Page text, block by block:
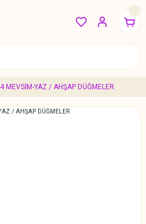
4 MEVSİM-YAZ / AHŞAP DÜĞMELER